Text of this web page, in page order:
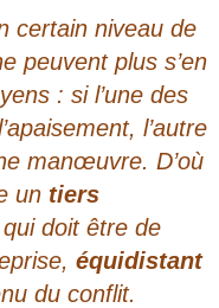
certain niveau de
peuvent plus s’en
: si l’une des
l’autre
manœuvre. D’où
un tiers
qui doit être de
équidistant
du conflit.